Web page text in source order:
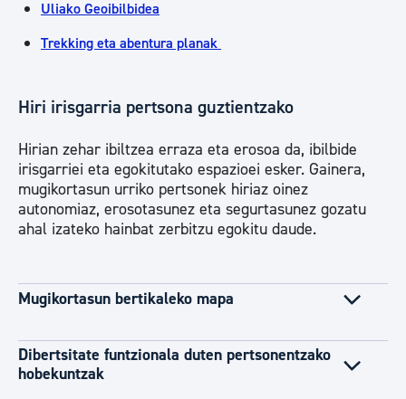
Uliako Geoibilbidea
Trekking eta abentura planak
Hiri irisgarria pertsona guztientzako
Hirian zehar ibiltzea erraza eta erosoa da, ibilbide
irisgarriei eta egokitutako espazioei esker. Gainera,
mugikortasun urriko pertsonek hiriaz oinez
autonomiaz, erosotasunez eta segurtasunez gozatu
ahal izateko hainbat zerbitzu egokitu daude.
Mugikortasun bertikaleko mapa
Dibertsitate funtzionala duten pertsonentzako
hobekuntzak